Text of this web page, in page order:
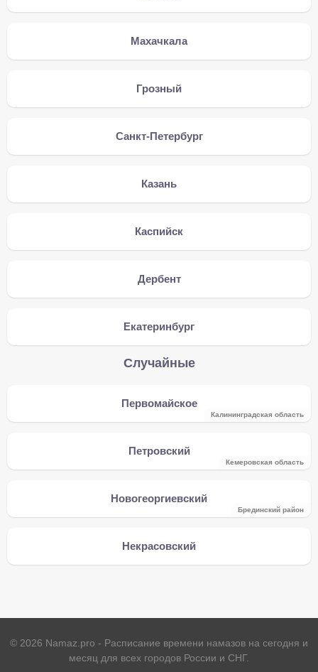
Махачкала
Грозный
Санкт-Петербург
Казань
Каспийск
Дербент
Екатеринбург
Случайные
Первомайское
Калининградская область
Петровский
Кемеровская область
Новогеоргиевский
Брединский район
Некрасовский
© 2026 Namaz.pro - Расписание времени намазов на сегодня и
месяц для всех городов России и СНГ.